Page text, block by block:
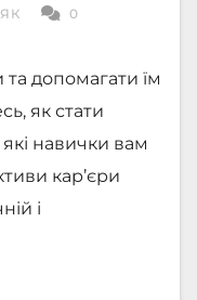
0
допомагати їм
як стати
навички вам
кар’єри
і